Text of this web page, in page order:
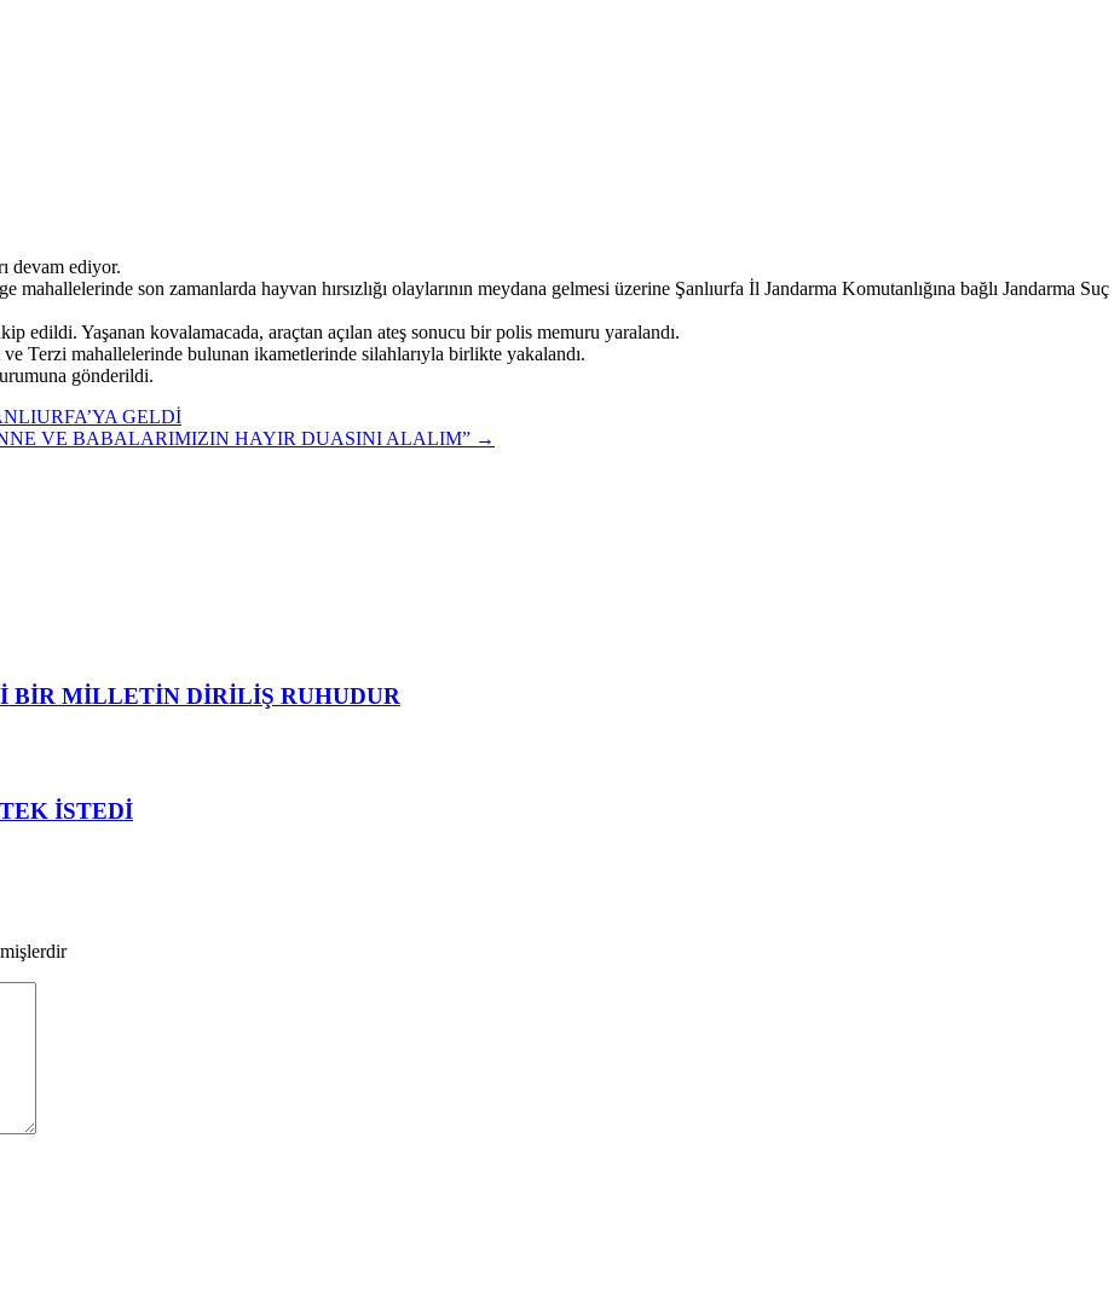
devam ediyor.
son zamanlarda hayvan hırsızlığı olaylarının meydana gelmesi üzerine Şanlıurfa İl Jandarma Komutanlığına bağlı Jandarma Suç
edildi. Yaşanan kovalamacada, araçtan açılan ateş sonucu bir polis memuru yaralandı.
Terzi mahallelerinde bulunan ikametlerinde silahlarıyla birlikte yakalandı.
gönderildi.
GELDİ
VE BABALARIMIZIN HAYIR DUASINI ALALIM” →
BİR MİLLETİN DİRİLİŞ RUHUDUR
İSTEDİ